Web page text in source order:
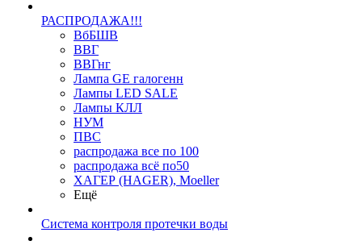
РАСПРОДАЖА!!!
ВбБШВ
ВВГ
ВВГнг
Лампа GE галогенн
Лампы LED SALE
Лампы КЛЛ
НУМ
ПВС
распродажа все по 100
распродажа всё по50
ХАГЕР (HAGER), Moeller
Ещё
Система контроля протечки воды